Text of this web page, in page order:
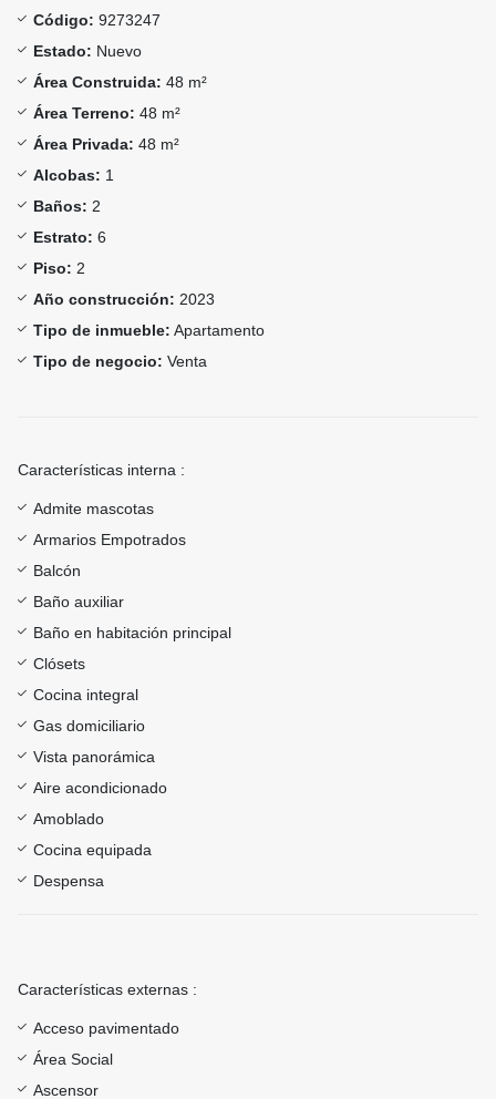
Código: 9273247
Estado: Nuevo
Área Construida: 48 m²
Área Terreno: 48 m²
Área Privada: 48 m²
Alcobas: 1
Baños: 2
Estrato: 6
Piso: 2
Año construcción: 2023
Tipo de inmueble: Apartamento
Tipo de negocio: Venta
Características interna :
Admite mascotas
Armarios Empotrados
Balcón
Baño auxiliar
Baño en habitación principal
Clósets
Cocina integral
Gas domiciliario
Vista panorámica
Aire acondicionado
Amoblado
Cocina equipada
Despensa
Características externas :
Acceso pavimentado
Área Social
Ascensor